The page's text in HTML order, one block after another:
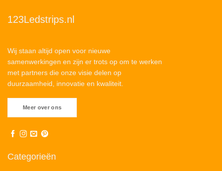
123Ledstrips.nl
Wij staan altijd open voor nieuwe
samenwerkingen en zijn er trots op om te werken
met partners die onze visie delen op
duurzaamheid, innovatie en kwaliteit.
Meer over ons
Categorieën